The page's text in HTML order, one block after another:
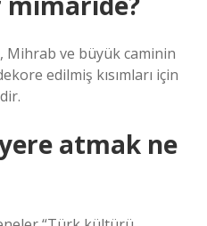
Mihrab ve büyük caminin
edilmiş kısımları için
atmak ne